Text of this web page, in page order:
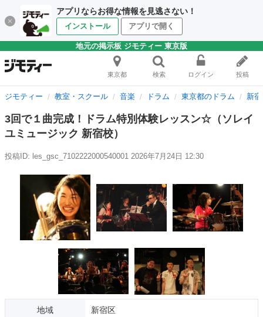
アプリならお得な情報を見逃さない！
インストール アプリで開く
地元の掲示板 ジモティー 東京版
東京都 検索 ログイン 投稿
ジモティー 教室・スクール 音楽 ドラム 東京都のドラム 新
3回で１曲完成！ドラム特別体験レッスン☆（ソレイ
ユミュージック 新宿校）
投稿ID: les_gsc_7102222000540001 2026年7月24日 12:30
地域 新宿区